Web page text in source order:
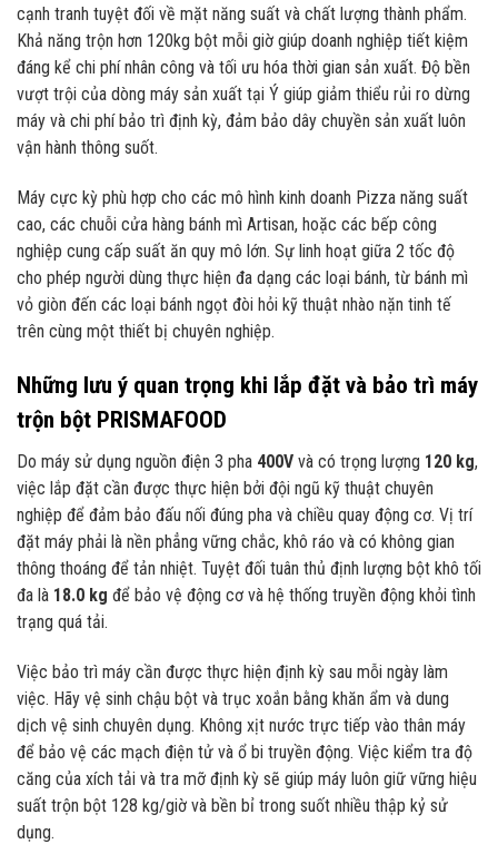
cạnh tranh tuyệt đối về mặt năng suất và chất lượng thành phẩm.
Khả năng trộn hơn 120kg bột mỗi giờ giúp doanh nghiệp tiết kiệm
đáng kể chi phí nhân công và tối ưu hóa thời gian sản xuất. Độ bền
vượt trội của dòng máy sản xuất tại Ý giúp giảm thiểu rủi ro dừng
máy và chi phí bảo trì định kỳ, đảm bảo dây chuyền sản xuất luôn
vận hành thông suốt.
Máy cực kỳ phù hợp cho các mô hình kinh doanh Pizza năng suất
cao, các chuỗi cửa hàng bánh mì Artisan, hoặc các bếp công
nghiệp cung cấp suất ăn quy mô lớn. Sự linh hoạt giữa 2 tốc độ
cho phép người dùng thực hiện đa dạng các loại bánh, từ bánh mì
vỏ giòn đến các loại bánh ngọt đòi hỏi kỹ thuật nhào nặn tinh tế
trên cùng một thiết bị chuyên nghiệp.
Những lưu ý quan trọng khi lắp đặt và bảo trì máy
trộn bột PRISMAFOOD
Do máy sử dụng nguồn điện 3 pha 400V và có trọng lượng 120 kg,
việc lắp đặt cần được thực hiện bởi đội ngũ kỹ thuật chuyên
nghiệp để đảm bảo đấu nối đúng pha và chiều quay động cơ. Vị trí
đặt máy phải là nền phẳng vững chắc, khô ráo và có không gian
thông thoáng để tản nhiệt. Tuyệt đối tuân thủ định lượng bột khô tối
đa là 18.0 kg để bảo vệ động cơ và hệ thống truyền động khỏi tình
trạng quá tải.
Việc bảo trì máy cần được thực hiện định kỳ sau mỗi ngày làm
việc. Hãy vệ sinh chậu bột và trục xoắn bằng khăn ẩm và dung
dịch vệ sinh chuyên dụng. Không xịt nước trực tiếp vào thân máy
để bảo vệ các mạch điện tử và ổ bi truyền động. Việc kiểm tra độ
căng của xích tải và tra mỡ định kỳ sẽ giúp máy luôn giữ vững hiệu
suất trộn bột 128 kg/giờ và bền bỉ trong suốt nhiều thập kỷ sử
dụng.